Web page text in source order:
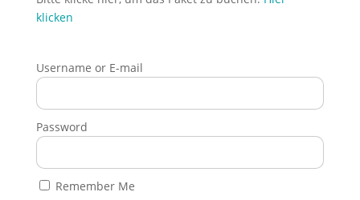
klicken
Username or E-mail
Password
Remember Me